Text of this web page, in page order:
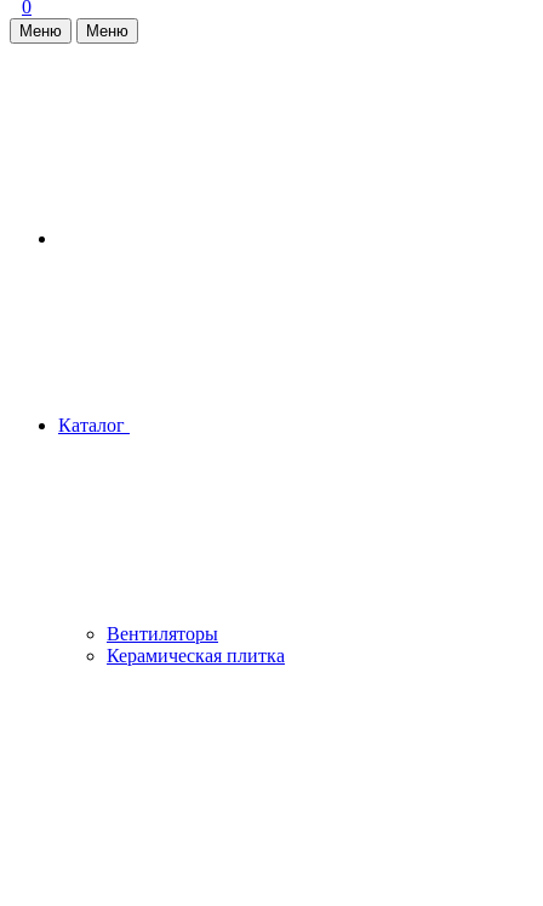
0
Меню Меню
Каталог
Вентиляторы
Керамическая плитка